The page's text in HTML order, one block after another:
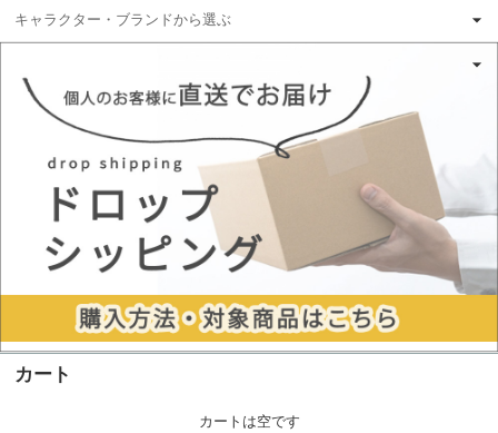
キャラクター・ブランドから選ぶ
カート
カートは空です